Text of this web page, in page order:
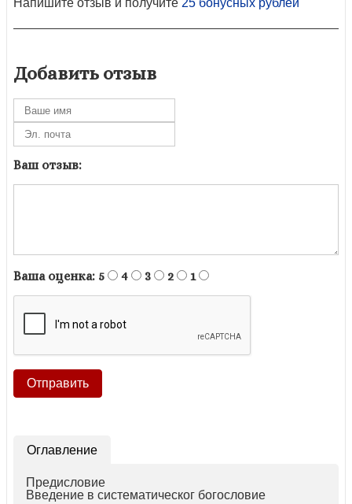
Напишите отзыв и получите 25 бонусных рублей
Добавить отзыв
Ваш отзыв:
Ваша оценка: 5 4 3 2 1
Оглавление
Предисловие
Введение в систематическог богословие